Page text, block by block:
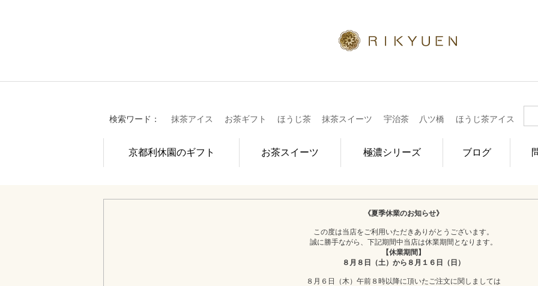
検索ワード： 抹茶アイス お茶ギフト ほうじ茶 抹茶スイーツ 宇治茶 八ツ橋 ほうじ茶アイス
京都利休園のギフト お茶スイーツ 極濃シリーズ ブログ
《夏季休業のお知らせ》
この度は当店をご利用いただきありがとうございます。
誠に勝手ながら、下記期間中当店は休業期間となります。
【休業期間】
８月８日（土）から８月１６日（日）
８月６日（木）午前８時以降に頂いたご注文に関しましては